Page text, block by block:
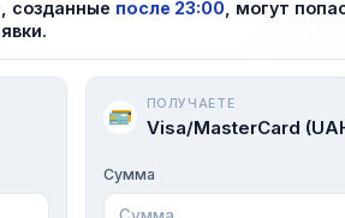
созданные после 23:00 , могут
ПОЛУЧАЕТЕ
Visa/MasterCard
Сумма